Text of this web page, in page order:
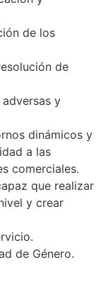
de los
de
y
dinámicos y
a las
comerciales.
que realizar
y crear
de Género.